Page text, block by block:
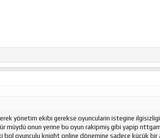
yönetim ekibi gerekse oyuncularin istegine
müydü onun yerine bu oyun rakipmiş gibi yapip
bol oyunculu knight online dönemine sadece küçük